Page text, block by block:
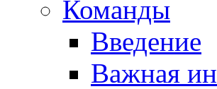
Команды
Введение
Важная